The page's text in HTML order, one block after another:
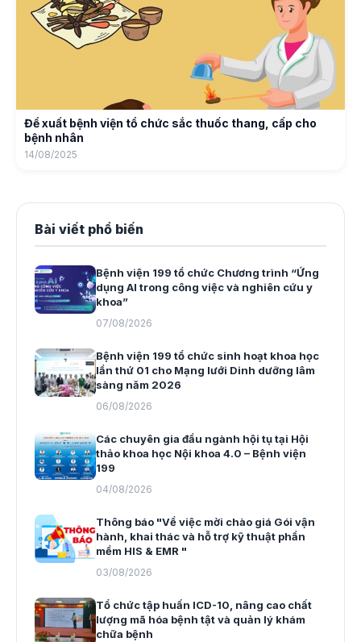
Đề xuất bệnh viện tổ chức sắc thuốc thang, cấp cho
bệnh nhân
14/08/2025
Bài viết phổ biến
Bệnh viện 199 tổ chức Chương trình “Ứng
dụng AI trong công việc và nghiên cứu y
khoa”
07/08/2026
Bệnh viện 199 tổ chức sinh hoạt khoa học
lần thứ 01 cho Mạng lưới Dinh dưỡng lâm
sàng năm 2026
06/08/2026
Các chuyên gia đầu ngành hội tụ tại Hội
thảo khoa học Nội khoa 4.0 – Bệnh viện
199
04/08/2026
Thông báo "Về việc mời chào giá Gói vận
hành, khai thác và hỗ trợ kỹ thuật phần
mềm HIS & EMR "
03/08/2026
Tổ chức tập huấn ICD-10, nâng cao chất
lượng mã hóa bệnh tật và quản lý khám
chữa bệnh